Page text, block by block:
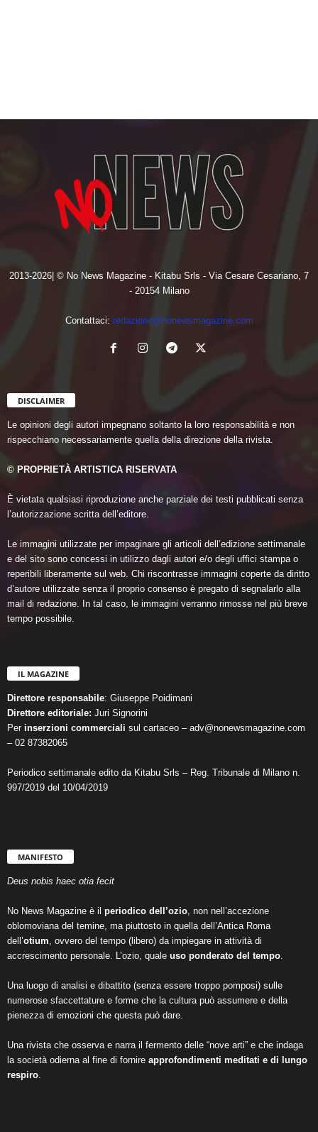
2013-2026| © No News Magazine - Kitabu Srls - Via Cesare Cesariano, 7
- 20154 Milano
Contattaci: redazione@nonewsmagazine.com
DISCLAIMER
Le opinioni degli autori impegnano soltanto la loro responsabilità e non
rispecchiano necessariamente quella della direzione della rivista.
© PROPRIETÀ ARTISTICA RISERVATA
È vietata qualsiasi riproduzione anche parziale dei testi pubblicati senza
l’autorizzazione scritta dell’editore.
Le immagini utilizzate per impaginare gli articoli dell’edizione settimanale
e del sito sono concessi in utilizzo dagli autori e/o degli uffici stampa o
reperibili liberamente sul web. Chi riscontrasse immagini coperte da diritto
d’autore utilizzate senza il proprio consenso è pregato di segnalarlo alla
mail di redazione. In tal caso, le immagini verranno rimosse nel più breve
tempo possibile.
IL MAGAZINE
Direttore responsabile: Giuseppe Poidimani
Direttore editoriale: Juri Signorini
Per inserzioni commerciali sul cartaceo – adv@nonewsmagazine.com
– 02 87382065
Periodico settimanale edito da Kitabu Srls – Reg. Tribunale di Milano n.
997/2019 del 10/04/2019
MANIFESTO
Deus nobis haec otia fecit
No News Magazine è il periodico dell’ozio , non nell’accezione
oblomoviana del temine, ma piuttosto in quella dell’Antica Roma
dell’otium , ovvero del tempo (libero) da impiegare in attività di
accrescimento personale. L’ozio, quale uso ponderato del tempo
Una luogo di analisi e dibattito (senza essere troppo pomposi) sulle
numerose sfaccettature e forme che la cultura può assumere e della
pienezza di emozioni che questa può dare.
Una rivista che osserva e narra il fermento delle “nove arti” e che indaga
la società odierna al fine di fornire approfondimenti meditati e di lungo
respiro